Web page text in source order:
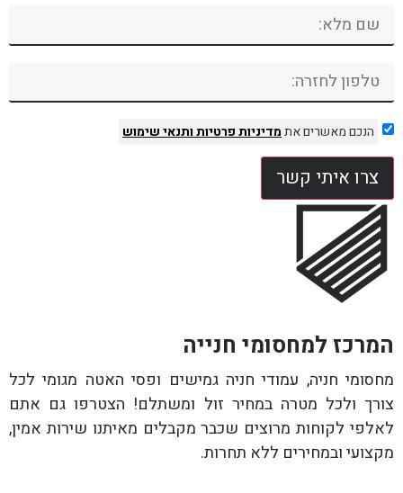
הנכם מאשרים אתמדיניות פרטיותותנאי שימוש
צרו איתי קשר
המרכז למחסומי חנייה
מחסומי חניה, עמודי חניה גמישים ופסי האטה מגומי לכל
צורך ולכל מטרה במחיר זול ומשתלם! הצטרפו גם אתם
לאלפי לקוחות מרוצים שכבר מקבלים מאיתנו שירות אמין,
מקצועי ובמחירים ללא תחרות.